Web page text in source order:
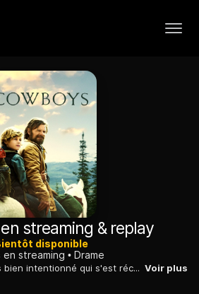
en streaming & replay
disponible
en streaming
Drame
Un père tourmenté mais bien intentionné qui s'est récemment séparé de sa femme s'enfuit avec son fils transgenre dans la nature sauvage du Montana après que son ex-femme refuse de laisser leur fils vivre comme il le souhaite. Voir plus